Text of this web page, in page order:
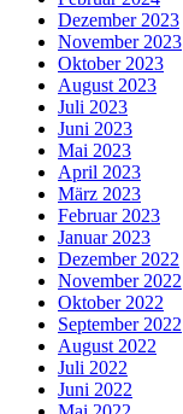
Dezember 2023
November 2023
Oktober 2023
August 2023
Juli 2023
Juni 2023
Mai 2023
April 2023
März 2023
Februar 2023
Januar 2023
Dezember 2022
November 2022
Oktober 2022
September 2022
August 2022
Juli 2022
Juni 2022